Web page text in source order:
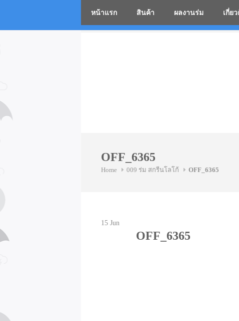
หน้าแรก สินค้า ผลงานร่ม เกี่ย
OFF_6365
Home 009 ร่ม สกรีนโลโก้ OFF_6365
15 Jun
OFF_6365
โรงงานร่มส